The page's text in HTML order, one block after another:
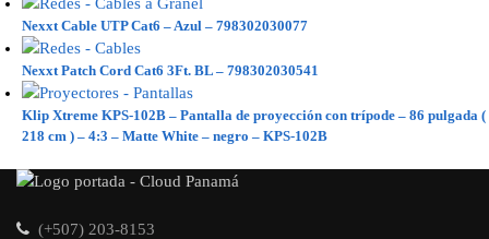
Nexxt Cable UTP Cat6 – Azul – 798302030077
Nexxt Patch Cord Cat6 3Ft. BL – 798302030541
Klip Xtreme KPS-102B – Pantalla de proyección con trípode – 86 pulgada (
218 cm ) – 4:3 – Matte White – negro – KPS-102B
(+507) 203-8153